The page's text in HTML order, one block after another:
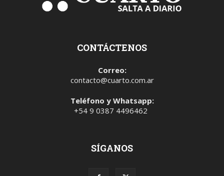
CONTÁCTENOS
Correo:
contacto@cuarto.com.ar
Teléfono y Whatsapp:
+54 9 0387 4496462
SÍGANOS